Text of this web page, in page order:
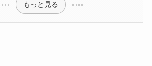
もっと見る